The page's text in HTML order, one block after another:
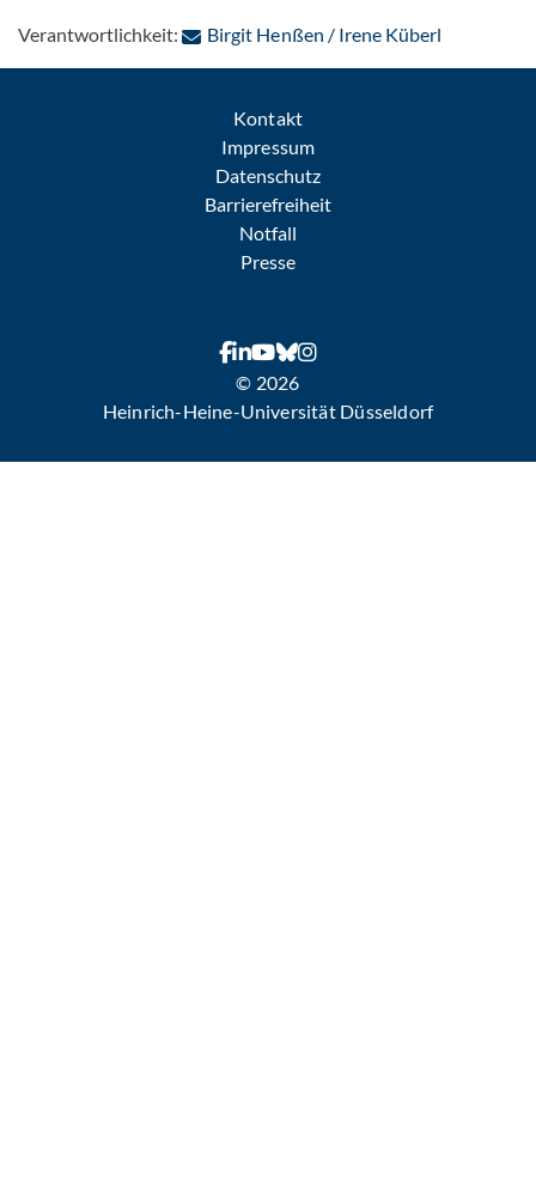
Verantwortlichkeit: Birgit Henßen / Irene Küberl: Per E-
Kontakt
Impressum
Datenschutz
Barrierefreiheit
Notfall
Presse
© 2026
Heinrich-Heine-Universität Düsseldorf